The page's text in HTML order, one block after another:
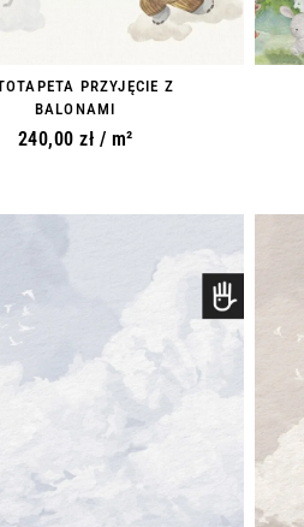
PRZYJĘCIE Z
BALONAMI
240,00zł / m²